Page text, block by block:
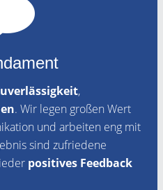
,
. Wir legen großen Wert
und arbeiten eng mit
sind zufriedene
positives Feedback